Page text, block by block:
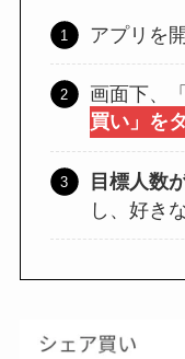
アプリを
画面下、
買い」を
目標人数
し、好き